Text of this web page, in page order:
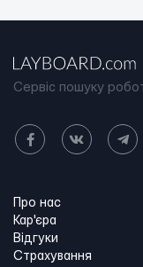
Сервіс пошуку
Про нас
Кар'єра
Відгуки
Страхування